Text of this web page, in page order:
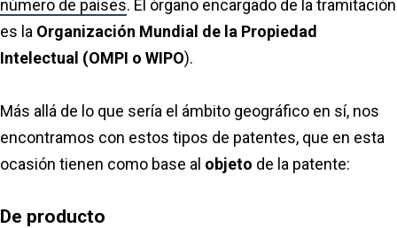
número de países. El órgano encargado de la tramitación
es la Organización Mundial de la Propiedad
Intelectual (OMPI o WIPO).
Más allá de lo que sería el ámbito geográfico en sí, nos
encontramos con estos tipos de patentes, que en esta
ocasión tienen como base al objeto de la patente:
De producto